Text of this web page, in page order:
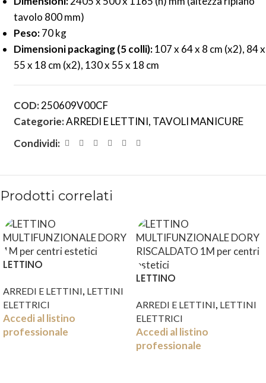
tavolo 800 mm)
Peso:70 kg
Dimensioni packaging (5 colli):107 x 64 x 8 cm (x2), 84 x
55 x 18 cm (x2), 130 x 55 x 18 cm
COD:250609V00CF
Categorie:ARREDI E LETTINI, TAVOLI MANICURE
Condividi:
Prodotti correlati
LETTINO
1M
ARREDI E LETTINI, LETTINI
ELETTRICI
Accedi al listino
professionale
LETTINO
RISCALDATO 1M
ARREDI E LETTINI, LETTINI
ELETTRICI
Accedi al listino
professionale